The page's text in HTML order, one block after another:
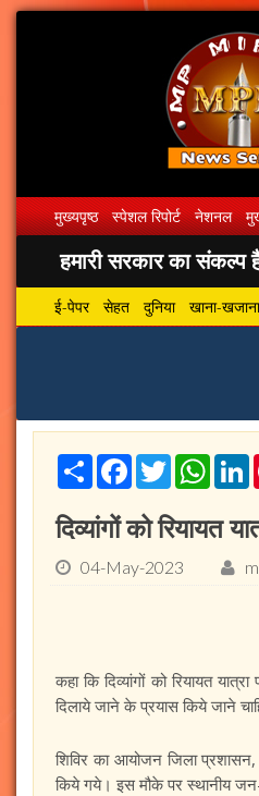
मुख्यपृष्ठ स्पेशल रिपोर्ट नेशनल
हमारी सरकार का संकल्प
ई-पेपर सेहत दुनिया खाना-खजाना
ShareFacebook
Twitter
दिव्यांगों को रियायत
04-May-2023
कहा कि दिव्यांगों को रियायत
दिलाये जाने के प्रयास किये जाने
शिविर का आयोजन जिला प्रशासन,
किये गये। इस मौके पर स्थानीय